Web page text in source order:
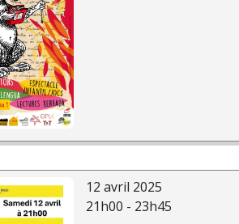
12 avril 2025
21h00 - 23h45